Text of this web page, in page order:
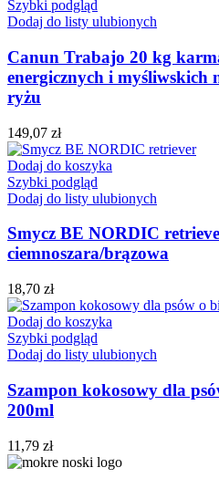
Szybki podgląd
Dodaj do listy ulubionych
Canun Trabajo 20 kg
energicznych i myśliwskich
ryżu
149,07 zł
Dodaj do koszyka
Szybki podgląd
Dodaj do listy ulubionych
Smycz BE NORDIC
ciemnoszara/brązowa
18,70 zł
Dodaj do koszyka
Szybki podgląd
Dodaj do listy ulubionych
Szampon kokosowy dla
200ml
11,79 zł